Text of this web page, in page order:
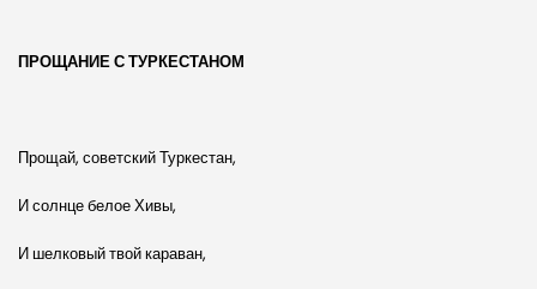
ПРОЩАНИЕ С ТУРКЕСТАНОМ
Прощай, советский Туркестан,
И солнце белое Хивы,
И шелковый твой караван,